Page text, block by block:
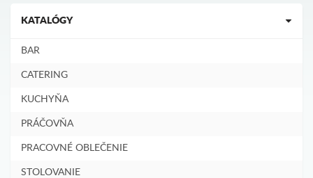
KATALÓGY
BAR
CATERING
KUCHYŇA
PRÁČOVŇA
PRACOVNÉ OBLEČENIE
STOLOVANIE